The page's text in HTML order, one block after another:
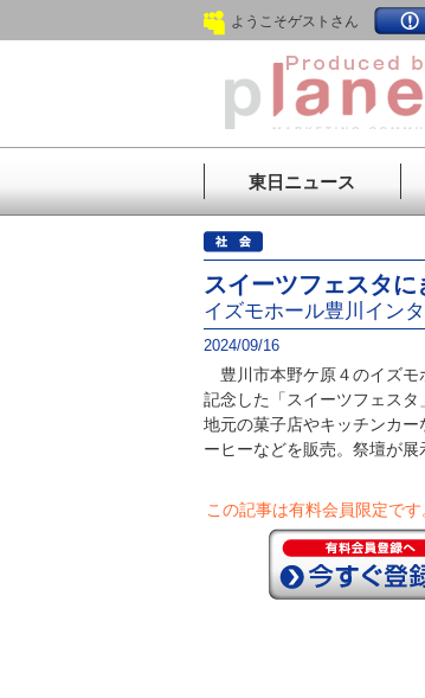
ようこそゲストさん
東日ニュース
スイーツフェスタに
イズモホール豊川イン
2024/09/16
豊川市本野ケ原４のイズモ
記念した「スイーツフェス
地元の菓子店やキッチンカ
ーヒーなどを販売。祭壇が展
この記事は有料会員限定です